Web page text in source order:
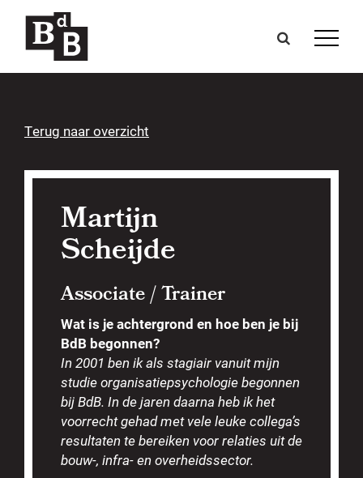
Terug naar overzicht
Martijn
Scheijde
Associate / Trainer
Wat is je achtergrond en hoe ben je bij
BdB begonnen?
In 2001 ben ik als stagiair vanuit mijn
studie organisatiepsychologie begonnen
bij BdB. In de jaren daarna heb ik het
voorrecht gehad met vele leuke collega’s
resultaten te bereiken voor relaties uit de
bouw-, infra- en overheidssector.